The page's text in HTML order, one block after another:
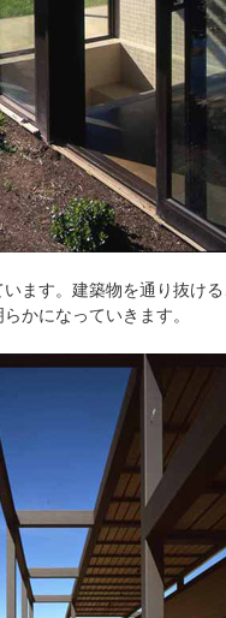
ます。建築物を通り抜け
かになっていきます。